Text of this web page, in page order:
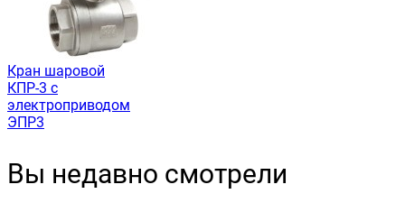
Кран шаровой
КПР-3 с
электроприводом
ЭПР3
Вы недавно смотрели